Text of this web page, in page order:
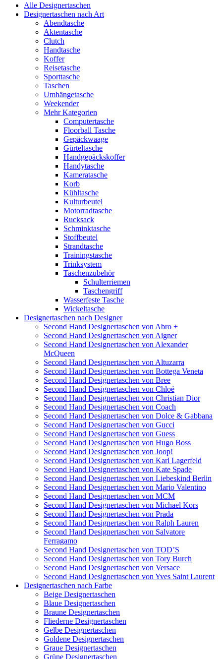
Alle Designertaschen
Designertaschen nach Art
Abendtasche
Aktentasche
Clutch
Handtasche
Koffer
Reisetasche
Sporttasche
Taschen
Umhängetasche
Weekender
Mehr Kategorien
Computertasche
Floorball Tasche
Gepäckwaage
Gürteltasche
Handgepäckskoffer
Handytasche
Kameratasche
Korb
Kühltasche
Kulturbeutel
Motorradtasche
Rucksack
Schminktasche
Stoffbeutel
Strandtasche
Trainingstasche
Trinksystem
Taschenzubehör
Schulterriemen
Taschengriff
Wasserfeste Tasche
Wickeltasche
Designertaschen nach Designer
Second Hand Designertaschen von Abro +
Second Hand Designertaschen von Aigner
Second Hand Designertaschen von Alexander
McQueen
Second Hand Designertaschen von Altuzarra
Second Hand Designertaschen von Bottega Veneta
Second Hand Designertaschen von Bree
Second Hand Designertaschen von Chloé
Second Hand Designertaschen von Christian Dior
Second Hand Designertaschen von Coach
Second Hand Designertaschen von Dolce & Gabbana
Second Hand Designertaschen von Gucci
Second Hand Designertaschen von Guess
Second Hand Designertaschen von Hugo Boss
Second Hand Designertaschen von Joop!
Second Hand Designertaschen von Karl Lagerfeld
Second Hand Designertaschen von Kate Spade
Second Hand Designertaschen von Liebeskind Berlin
Second Hand Designertaschen von Mario Valentino
Second Hand Designertaschen von MCM
Second Hand Designertaschen von Michael Kors
Second Hand Designertaschen von Prada
Second Hand Designertaschen von Ralph Lauren
Second Hand Designertaschen von Salvatore
Ferragamo
Second Hand Designertaschen von TOD’S
Second Hand Designertaschen von Tory Burch
Second Hand Designertaschen von Versace
Second Hand Designertaschen von Yves Saint Laurent
Designertaschen nach Farbe
Beige Designertaschen
Blaue Designertaschen
Braune Designertaschen
Fliederne Designertaschen
Gelbe Designertaschen
Goldene Designertaschen
Graue Designertaschen
Grüne Designertaschen